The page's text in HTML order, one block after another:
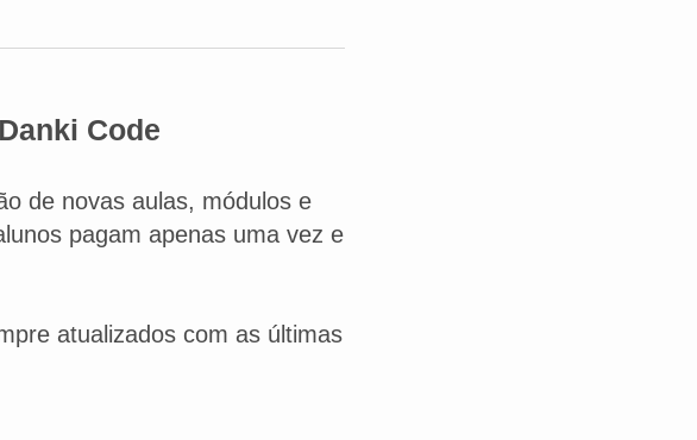
Code
de novas aulas, módulos e
pagam apenas uma vez e
atualizados com as últimas